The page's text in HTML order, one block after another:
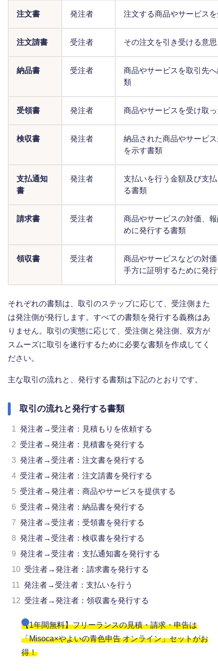
注文書 発注者 注文する商品やサービス
注文請書 受注者 その注文を引き受ける意
納品書 受注者
商品やサービスを取引先
類
受領書 発注者 商品やサービスを受け取
検収書 発注者
納品された商品やサービ
を示す書類
支払通知
書
発注者
支払いを行う金額及び支
る書類
請求書 受注者
商品やサービスの対価、
めに発行する書類
領収書 受注者
商品やサービスなどの対
手方に証明するために発
それぞれの書類は、取引のステップに応じて、受注側また
は発注側が発行します。すべての書類を発行する義務はあ
りません。取引の実態に応じて、受注側と発注側、双方が
スムーズに取引を遂行するために必要な書類を作成してく
ださい。
主な取引の流れと、発行する書類は下記のとおりです。
取引の流れと発行する書類
1 発注者→受注者：見積もりを依頼する
2 受注者→発注者：見積書を発行する
3 発注者→受注者：注文書を発行する
4 受注者→発注者：注文請書を発行する
5 受注者→発注者：商品やサービスを提供する
6 受注者→発注者：納品書を発行する
7 発注者→受注者：受領書を発行する
8 発注者→受注者：検収書を発行する
9 発注者→受注者：支払通知書を発行する
10 受注者→発注者：請求書を発行する
11 発注者→受注者：支払いを行う
12 受注者→発注者：領収書を発行する
【1年間無料】フリーランスの見積・請求・申告は
「Misoca×やよいの青色申告 オンライン」セットがお
得！